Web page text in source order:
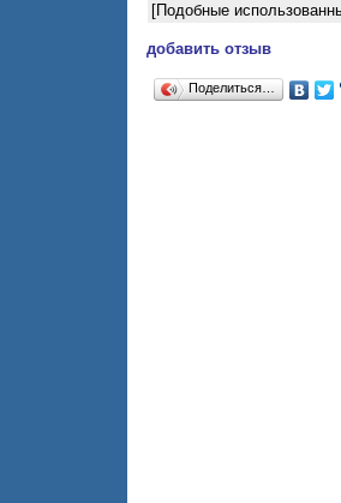
[Подобные
добавить отзыв
Поделиться…